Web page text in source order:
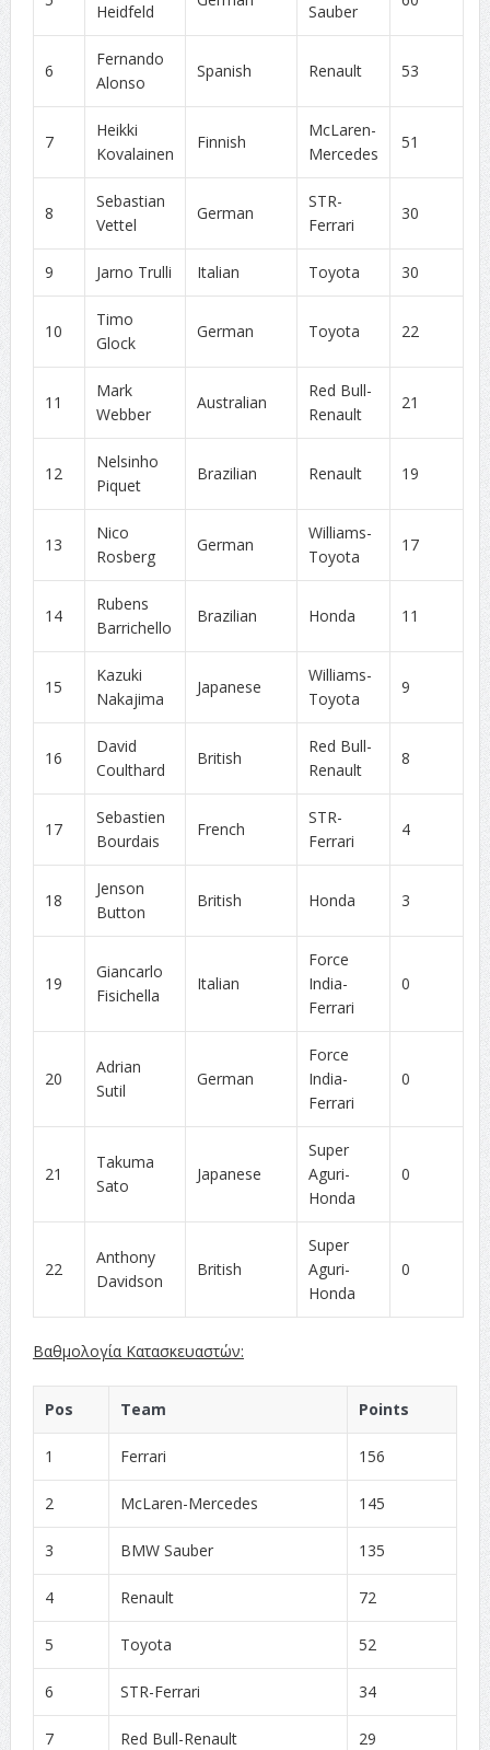
Heidfeld Sauber
6
Fernando
Alonso
Spanish Renault 53
7
Heikki
Kovalainen
Finnish
McLaren-
Mercedes
51
8
Sebastian
Vettel
German
STR-
Ferrari
30
9 Jarno Trulli Italian Toyota 30
10
Timo
Glock
German Toyota 22
11
Mark
Webber
Australian
Red Bull-
Renault
21
12
Nelsinho
Piquet
Brazilian Renault 19
13
Nico
Rosberg
German
Williams-
Toyota
17
14
Rubens
Barrichello
Brazilian Honda 11
15
Kazuki
Nakajima
Japanese
Williams-
Toyota
9
16
David
Coulthard
British
Red Bull-
Renault
8
17
Sebastien
Bourdais
French
STR-
Ferrari
4
18
Jenson
Button
British Honda 3
19
Giancarlo
Fisichella
Italian
Force
India-
Ferrari
0
20
Adrian
Sutil
German
Force
India-
Ferrari
0
21
Takuma
Sato
Japanese
Super
Aguri-
Honda
0
22
Anthony
Davidson
British
Super
Aguri-
Honda
0
Βαθμολογία Κατασκευαστών:
Pos Team Points
1 Ferrari 156
2 McLaren-Mercedes 145
3 BMW Sauber 135
4 Renault 72
5 Toyota 52
6 STR-Ferrari 34
7 Red Bull-Renault 29